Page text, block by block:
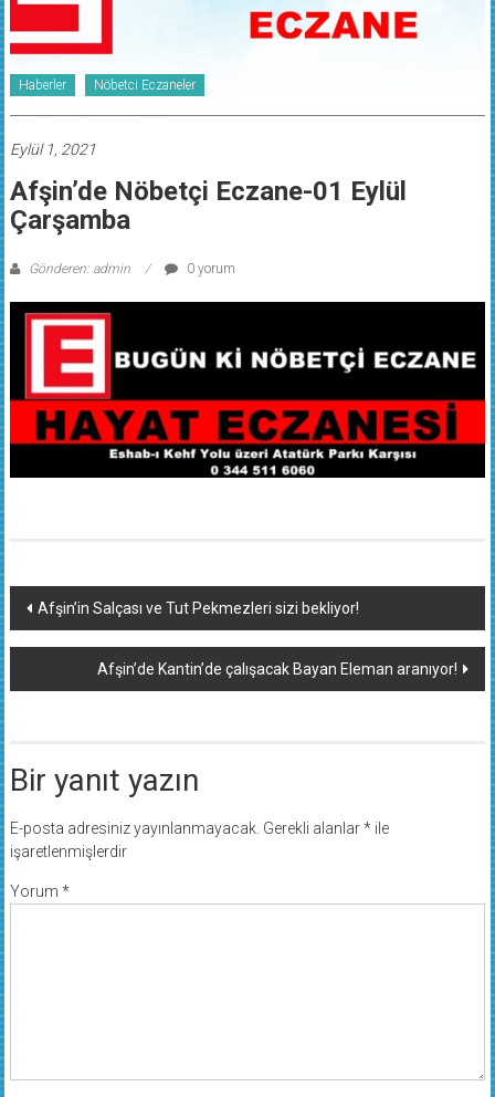
Haberler Nöbetci Eczaneler
Eylül 1, 2021
Afşin’de Nöbetçi Eczane-01 Eylül
Çarşamba
Gönderen: admin 0 yorum
Yazı
dolaşımı
Afşin’in Salçası ve Tut Pekmezleri sizi bekliyor!
Afşin’de Kantin’de çalışacak Bayan Eleman aranıyor!
Bir yanıt yazın
E-posta adresiniz yayınlanmayacak. Gerekli alanlar*ile
işaretlenmişlerdir
Yorum *